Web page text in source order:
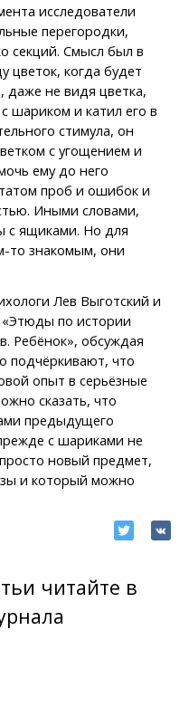
исследователи
перегородки,
секций. Смысл был в
цветок, когда будет
даже не видя цветка,
шариком и катил его в
стимула, он
с угощением и
ему до него
проб и ошибок и
Иными словами,
с ящиками. Но для
то знакомым, они
Лев Выготский и
«Этюды по истории
Ребёнок», обсуждая
подчёркивают, что
опыт в серьёзные
сказать, что
предыдущего
с шариками не
новый предмет,
и который можно
читайте в